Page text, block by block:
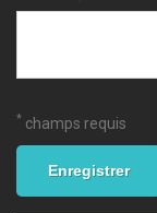
* champs requis
Enregistrer